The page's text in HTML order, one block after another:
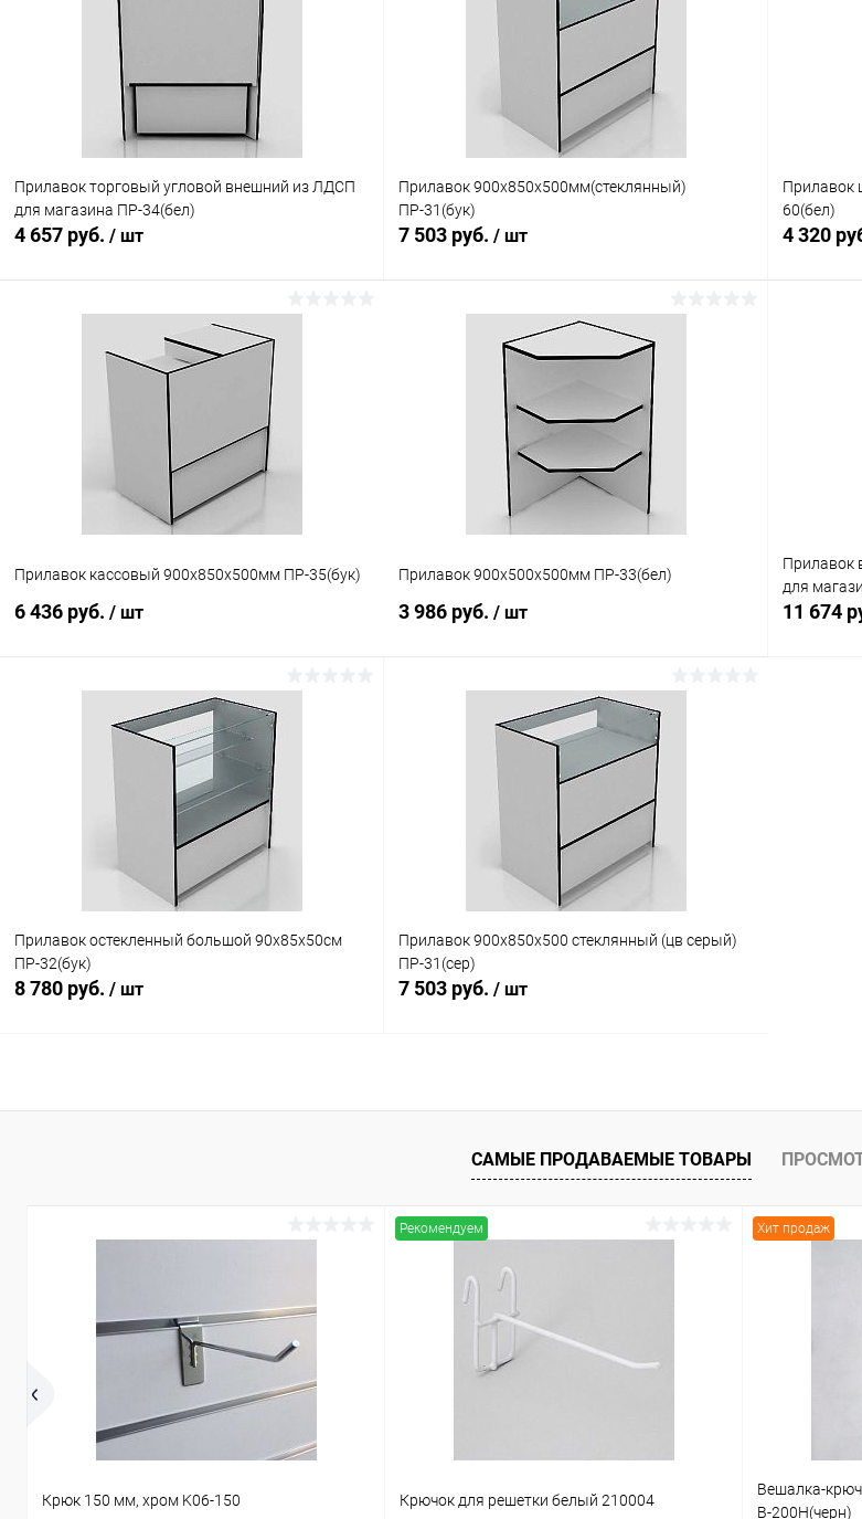
Прилавок торговый угловой внешний из ЛДСП
для магазина ПР-34(бел)
4 657 руб. / шт
В корзину
Купить в 1 клик Сравнение
В наличии
Прилавок 900х850х500мм(стеклянный)
ПР-31(бук)
7 503 руб. / шт
В корзину
Купить в 1 клик Сравнение
Под заказ
Прилавок
60(бел)
4 320
Купить
Прилавок кассовый 900х850х500мм ПР-35(бук)
6 436 руб. / шт
В корзину
Купить в 1 клик Сравнение
Под заказ
Прилавок 900х500х500мм ПР-33(бел)
3 986 руб. / шт
В корзину
Сравнение
В избранное Под заказ
Прилавок
для
11 674
Прилавок остекленный большой 90х85х50см
ПР-32(бук)
8 780 руб. / шт
Прилавок 900х850х500 стеклянный (цв серый)
ПР-31(сер)
7 503 руб. / шт
САМЫЕ ПРОДАВАЕМЫЕ ТОВАРЫ
Крюк 150 мм, хром K06-150
Рекомендуем
Крючок для решетки белый 210004
Хит продаж
Вешалка-
В-200Н(черн)